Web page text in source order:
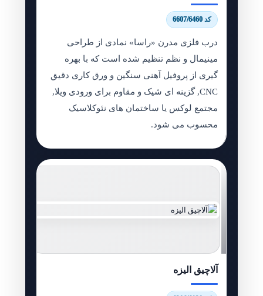
کد 6607/6460
درب فلزی مدرن «راسا» نمادی از طراحی
مینیمال و نظم تنظیم شده است که با بهره
گیری از پروفیل آهنی سنگین و ورق کاری دقیق
CNC, گزینه ای شیک و مقاوم برای ورودی ویلا,
مجتمع لوکس یا ساختمان های نئوکلاسیک
محسوب می شود.
آلاچیق الیزه